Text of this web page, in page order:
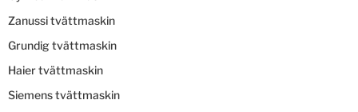
Zanussi tvättmaskin
Grundig tvättmaskin
Haier tvättmaskin
Siemens tvättmaskin